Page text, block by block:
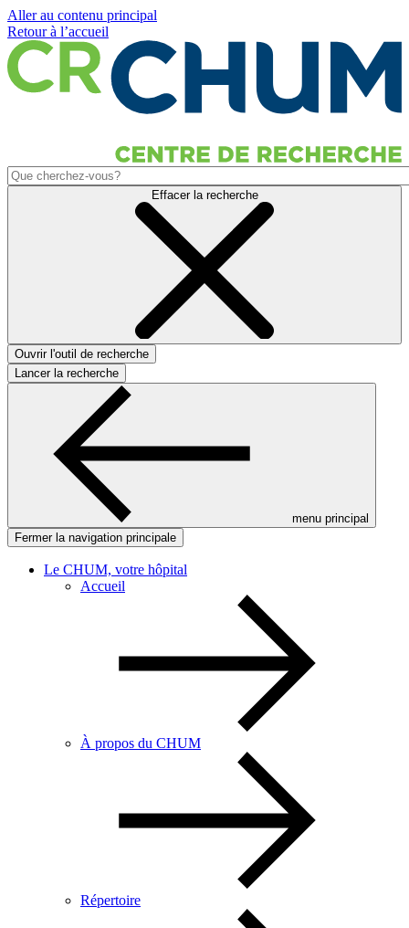
Aller au contenu principal
Retour à l’accueil
Effacer la recherche
Ouvrir l'outil de recherche
Lancer la recherche
menu principal
Fermer la navigation principale
Le CHUM, votre hôpital
Accueil
À propos du CHUM
Répertoire